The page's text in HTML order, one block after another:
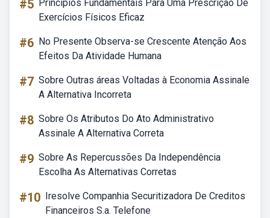
#5 Princípios Fundamentais Para Uma Prescrição De
Exercícios Físicos Eficaz
#6 No Presente Observa-se Crescente Atenção Aos
Efeitos Da Atividade Humana
#7 Sobre Outras áreas Voltadas à Economia Assinale
A Alternativa Incorreta
#8 Sobre Os Atributos Do Ato Administrativo
Assinale A Alternativa Correta
#9 Sobre As Repercussões Da Independência
Escolha As Alternativas Corretas
#10 Iresolve Companhia Securitizadora De Creditos
Financeiros S.a. Telefone